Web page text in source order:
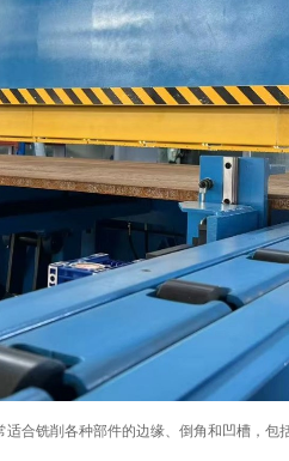
合铣削各种部件的边缘、倒角和凹槽，包